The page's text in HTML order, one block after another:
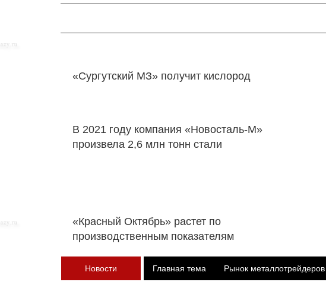
«Сургутский МЗ» получит кислород
В 2021 году компания «Новосталь-М»
произвела 2,6 млн тонн стали
«Красный Октябрь» растет по
производственным показателям
Новости Главная тема Рынок металлотрейдеров